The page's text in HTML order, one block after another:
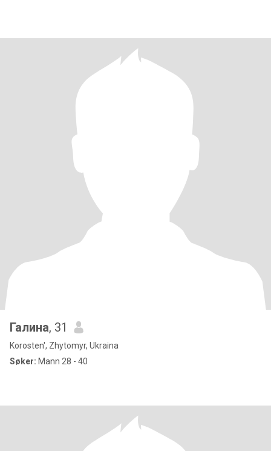
Галина, 31
Korosten', Zhytomyr, Ukraina
Søker: Mann 28 - 40